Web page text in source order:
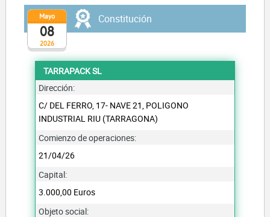
2026
Mayo
08
Constitución
TARRAPACK SL
Dirección:
C/ DEL FERRO, 17- NAVE 21, POLIGONO
INDUSTRIAL RIU (TARRAGONA)
Comienzo de operaciones:
21/04/26
Capital:
3.000,00 Euros
Objeto social: